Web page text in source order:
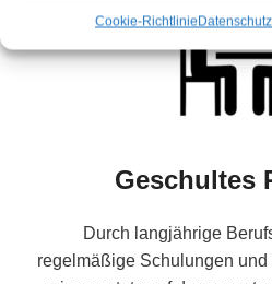
Cookie-Richtlinie
Geschultes
Durch langjährige
regelmäßige Schulungen